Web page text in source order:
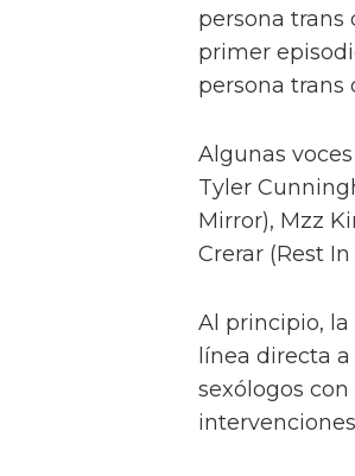
persona trans
primer
persona trans
Algunas
Tyler
Mirror), Mzz
Crerar (Rest In
Al principio,
línea directa
sexólogos